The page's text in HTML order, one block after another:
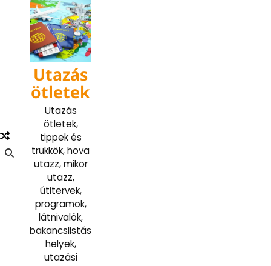
content
Utazás
ötletek
Utazás
ötletek,
tippek és
trükkök, hova
utazz, mikor
utazz,
útitervek,
programok,
látnivalók,
bakancslistás
helyek,
utazási